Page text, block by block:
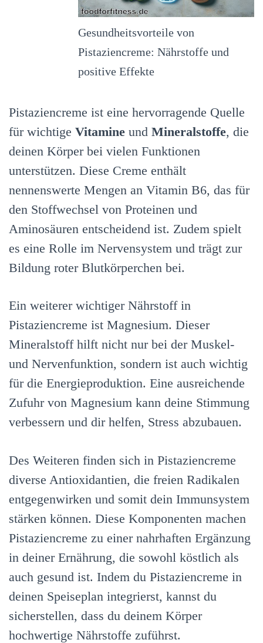
Gesundheitsvorteile von
Pistaziencreme: Nährstoffe und
positive Effekte
Pistaziencreme ist eine hervorragende Quelle
für wichtige Vitamine und Mineralstoffe, die
deinen Körper bei vielen Funktionen
unterstützen. Diese Creme enthält
nennenswerte Mengen an Vitamin B6, das für
den Stoffwechsel von Proteinen und
Aminosäuren entscheidend ist. Zudem spielt
es eine Rolle im Nervensystem und trägt zur
Bildung roter Blutkörperchen bei.
Ein weiterer wichtiger Nährstoff in
Pistaziencreme ist Magnesium. Dieser
Mineralstoff hilft nicht nur bei der Muskel-
und Nervenfunktion, sondern ist auch wichtig
für die Energieproduktion. Eine ausreichende
Zufuhr von Magnesium kann deine Stimmung
verbessern und dir helfen, Stress abzubauen.
Des Weiteren finden sich in Pistaziencreme
diverse Antioxidantien, die freien Radikalen
entgegenwirken und somit dein Immunsystem
stärken können. Diese Komponenten machen
Pistaziencreme zu einer nahrhaften Ergänzung
in deiner Ernährung, die sowohl köstlich als
auch gesund ist. Indem du Pistaziencreme in
deinen Speiseplan integrierst, kannst du
sicherstellen, dass du deinem Körper
hochwertige Nährstoffe zuführst.